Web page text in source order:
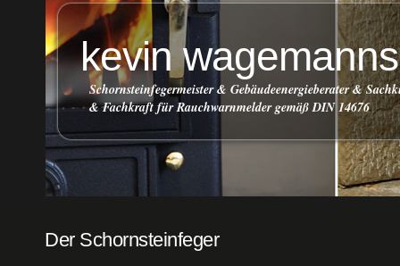
kevin wagemanns
Schornsteinfegermeister & Gebäudeenergieberater &
& Fachkraft für Rauchwarnmelder gemäß DIN 14676
Der Schornsteinfeger